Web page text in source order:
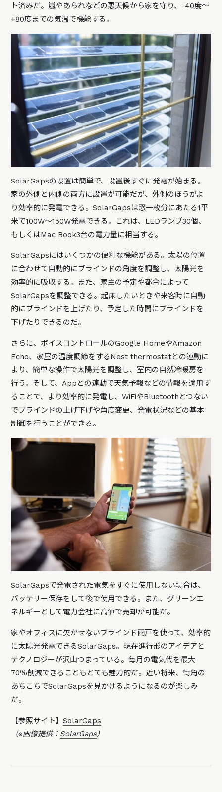
ト済みだ。嵐やあられなどの悪天候から家を守り、-40度～
+80度までの気温で機能する。
SolarGapsの設置は簡単で、設置後すぐに発電が始まる。
家の外側と内側の両方に設置が可能だが、外側のほうがよ
り効率的に発電できる。SolarGapsは窓一枚分にあたる1平
米で100W～150W発電できる。これは、LEDランプ30個、
もしくはMac Book3台の電力量に相当する。
SolarGapsにはいくつかの便利な機能がある。太陽の位置
に合わせて自動的にブラインドの角度を調整し、太陽光を
効率的に吸収する。また、家主の予定や都合によって
SolarGapsを調整できる。起床したいときや来客時に自動
的にブラインドを上げたり、予定した時間にブラインドを
下げたりできるのだ。
さらに、ボイスコントロールのGoogle HomeやAmazon
Echo、家屋の温度調節をするNest thermostatとの連動に
より、簡単な操作で太陽光を調整し、室内の自然冷暖房を
行う。そして、Appとの連動で天気予報などの情報を適用す
ることで、より効率的に発電し、WiFiやBluetoothとつない
でブラインドの上げ下げや角度変更、発電状況などの基本
制御を行うことができる。
SolarGapsで発電された電気をすぐに使用しない場合は、
バッテリー保存をして後で使用できる。また、グリーンエ
ネルギーとして電力会社に高値で売却が可能だ。
家やオフィスに欠かせないブラインド雨戸を使って、効率的
に太陽光発電できるSolarGaps。現在進行形のアイデアと
テクノロジーが沢山つまっている。毎月の電気代を最大
70％削減できることもとても魅力的だ。近い将来、街角の
あちこちでSolarGapsを見かけるようになるのが楽しみ
だ。
【参照サイト】SolarGaps
（※画像提供： SolarGaps）